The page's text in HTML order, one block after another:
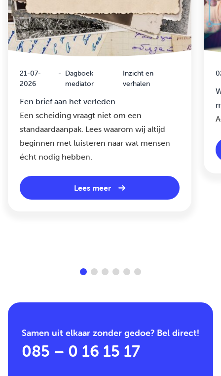
21-07-
2026
- Dagboek
mediator
Inzicht en
verhalen
Een brief aan het verleden
Een scheiding vraagt niet om een
standaardaanpak. Lees waarom wij altijd
beginnen met luisteren naar wat mensen
écht nodig hebben.
Lees meer
Samen uit elkaar zonder gedoe? Bel direct!
085 – 0 16 15 17